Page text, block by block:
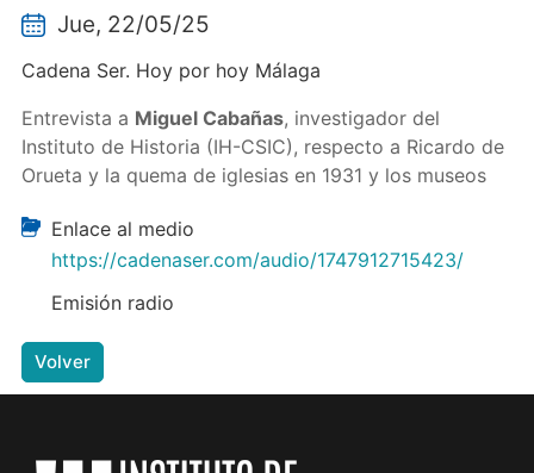
Jue, 22/05/25
Cadena Ser. Hoy por hoy Málaga
Entrevista a Miguel Cabañas, investigador del
Instituto de Historia (IH-CSIC), respecto a Ricardo de
Orueta y la quema de iglesias en 1931 y los museos
Enlace al medio
https://cadenaser.com/audio/1747912715423/
Emisión radio
Volver